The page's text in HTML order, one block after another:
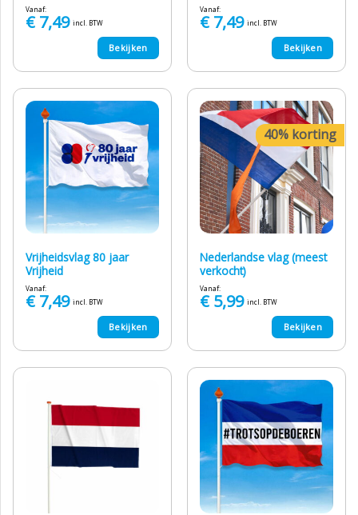
Vanaf:
€7,49 incl. BTW
Bekijken
Vanaf:
€7,49 incl. BTW
Bekijken
Vrijheidsvlag 80 jaar
Vrijheid
Vanaf:
€7,49 incl. BTW
Bekijken
40% korting
Nederlandse vlag (meest
verkocht)
Vanaf:
€5,99 incl. BTW
Bekijken